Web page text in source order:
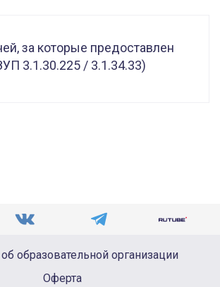
за которые предоставлен
3.1.30.225 / 3.1.34.33)
образовательной организации
Оферта